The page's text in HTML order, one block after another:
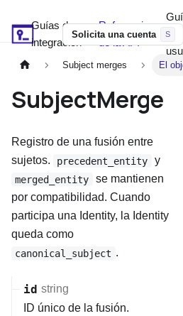
Soyio Docs
Guías de
integración
Referencia
de la API
de
Solicita una cuenta
Subject merges El
SubjectMerge
Registro de una fusión entre
sujetos.
precedent_entity y
merged_entity
se mantienen
por compatibilidad. Cuando
participa una Identity, la Identity
queda como
canonical_subject .
id string
ID único de la fusión.